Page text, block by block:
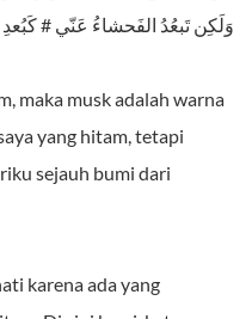
وَلَكِن تَبعُدُ الفَحشاءُ عَنّي #
maka musk adalah warna
yang hitam, tetapi
sejauh bumi dari
karena ada yang